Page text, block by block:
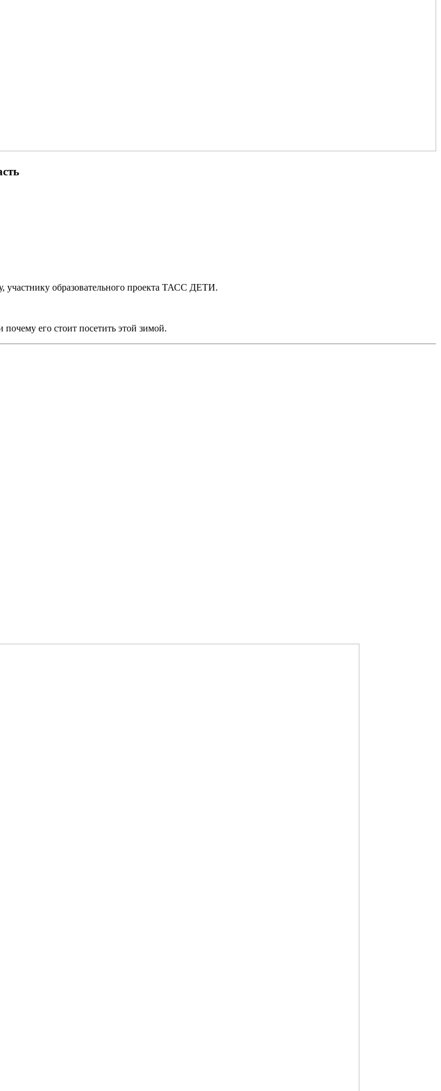
участнику образовательного проекта ТАСС ДЕТИ.
его стоит посетить этой зимой.